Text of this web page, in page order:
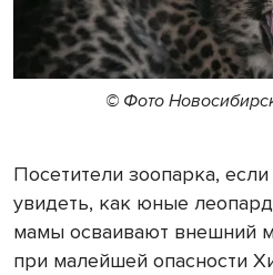
© Фото
Посетители зоопарка, если
увидеть, как юные
мамы осваивают внешний
при малейшей опасности